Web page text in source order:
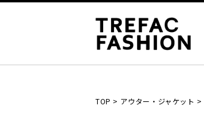
TOP > アウター・ジャケット >